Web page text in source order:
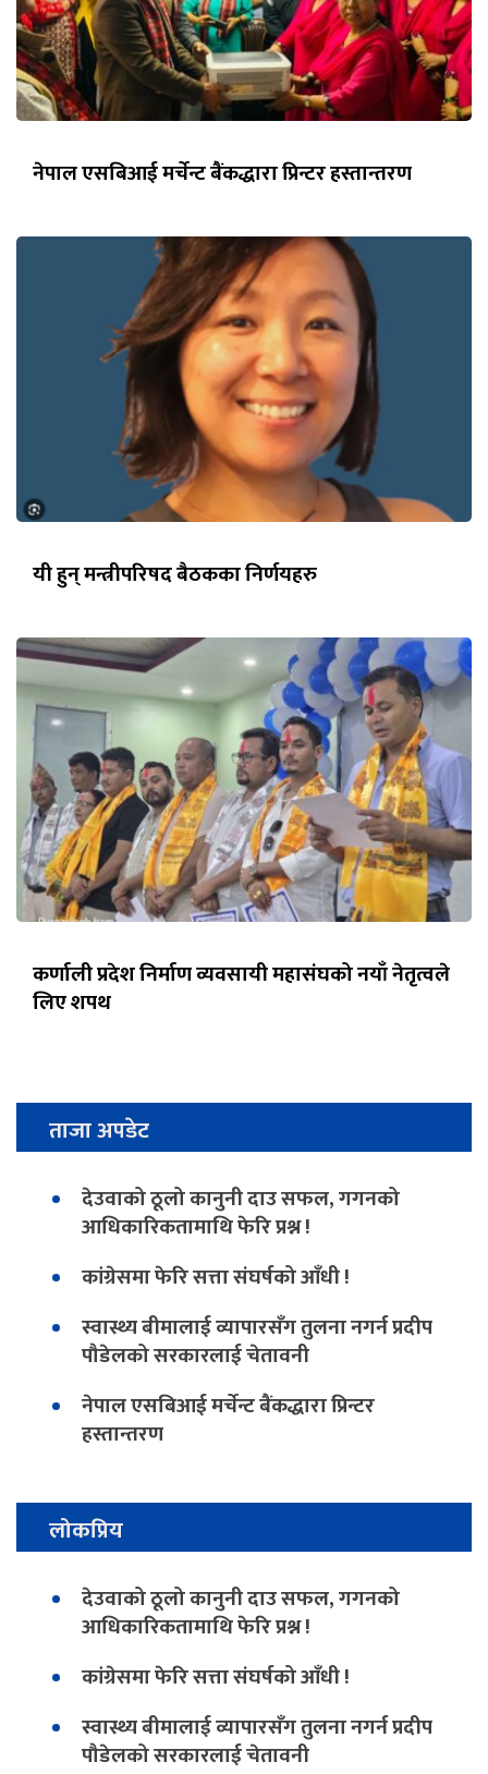
नेपाल एसबिआई मर्चेन्ट बैंकद्धारा प्रिन्टर हस्तान्तरण
यी हुन् मन्त्रीपरिषद बैठकका निर्णयहरु
कर्णाली प्रदेश निर्माण व्यवसायी महासंघको नयाँ नेतृत्वले
लिए शपथ
ताजा अपडेट
देउवाको ठूलो कानुनी दाउ सफल, गगनको
आधिकारिकतामाथि फेरि प्रश्न !
कांग्रेसमा फेरि सत्ता संघर्षको आँधी !
स्वास्थ्य बीमालाई व्यापारसँग तुलना नगर्न प्रदीप
पौडेलको सरकारलाई चेतावनी
नेपाल एसबिआई मर्चेन्ट बैंकद्धारा प्रिन्टर
हस्तान्तरण
लोकप्रिय
देउवाको ठूलो कानुनी दाउ सफल, गगनको
आधिकारिकतामाथि फेरि प्रश्न !
कांग्रेसमा फेरि सत्ता संघर्षको आँधी !
स्वास्थ्य बीमालाई व्यापारसँग तुलना नगर्न प्रदीप
पौडेलको सरकारलाई चेतावनी